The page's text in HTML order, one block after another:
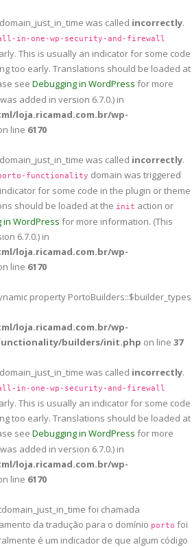
was called incorrectly.
in-one-wp-security-and-firewall
This is usually an indicator for some code
too early. Translations should be loaded at
see Debugging in WordPress for more
added in version 6.7.0.) in
loja.ricamad.com.br/wp-
line 6170
was called incorrectly.
functionality domain was triggered
for some code in the plugin or theme
should be loaded at the init action or
in WordPress for more information. (This
6.7.0.) in
loja.ricamad.com.br/wp-
line 6170
property PortoBuilders::$builder_types
loja.ricamad.com.br/wp-
builders/init.php on line 37
was called incorrectly.
in-one-wp-security-and-firewall
This is usually an indicator for some code
too early. Translations should be loaded at
see Debugging in WordPress for more
added in version 6.7.0.) in
loja.ricamad.com.br/wp-
line 6170
foi chamada
da tradução para o domínio porto foi
é um indicador de que algum código